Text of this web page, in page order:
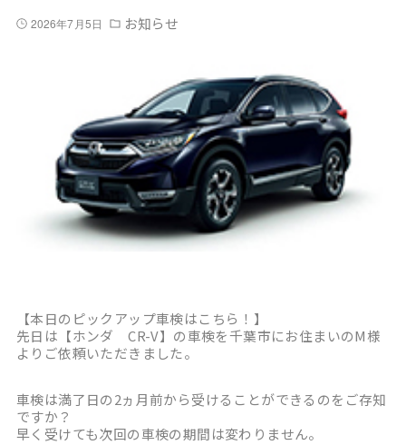
2026年7月5日 お知らせ
【本日のピックアップ車検はこちら！】
先日は【ホンダ CR-V】の車検を千葉市にお住まいのM様
よりご依頼いただきました。
車検は満了日の2ヵ月前から受けることができるのをご存知
ですか？
早く受けても次回の車検の期間は変わりません。